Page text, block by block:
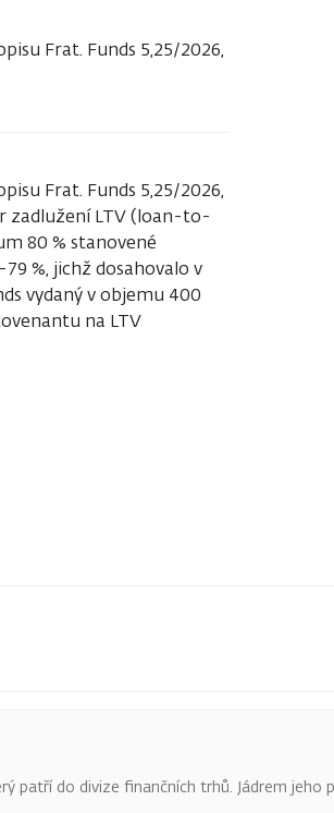
Frat. Funds 5,25/2026,
Frat. Funds 5,25/2026,
zadlužení LTV (loan-to-
80 % stanovené
%, jichž dosahovalo v
vydaný v objemu 400
na LTV
patří do divize finančních trhů. Jádrem